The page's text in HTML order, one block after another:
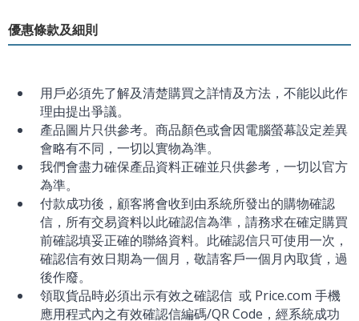
優惠條款及細則
用戶必須先了解及清楚購買之詳情及方法，不能以此作
理由提出爭議。
產品圖片只供參考。商品顏色或會因電腦螢幕設定差異
會略有不同，一切以實物為準。
我們會盡力確保產品資料正確並只供參考，一切以官方
為準。
付款成功後，顧客將會收到由系統所發出的購物確認
信，所有交易資料以此確認信為準，請務求在確定購買
前確認填妥正確的聯絡資料。此確認信只可使用一次，
確認信有效日期為一個月，敬請客戶一個月內取貨，過
後作廢。
領取貨品時必須出示有效之確認信 或 Price.com 手機
應用程式內之有效確認信編碼/QR Code，經系統成功